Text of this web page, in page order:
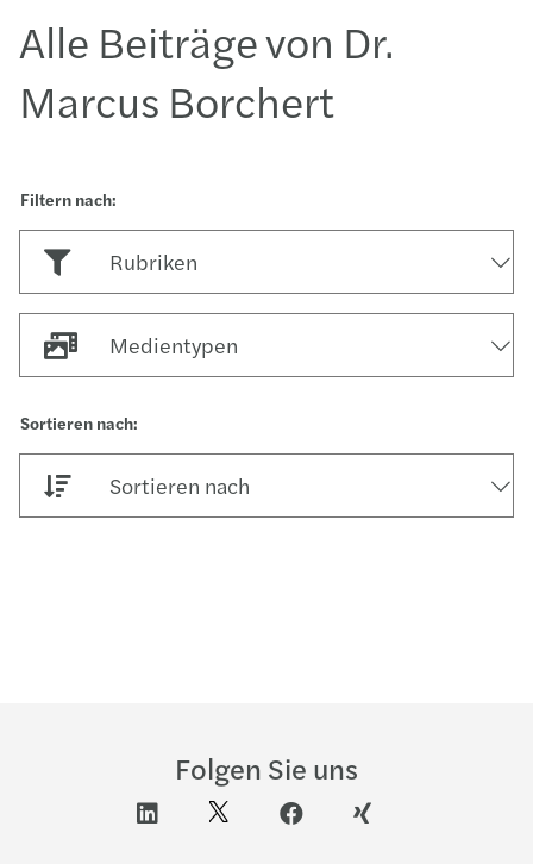
Alle Beiträge von Dr.
Marcus Borchert
Rubriken
Sortieren nach
Medientypen
Folgen Sie uns